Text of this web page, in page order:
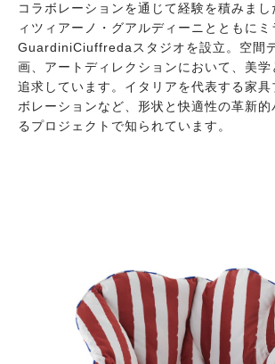
コラボレーションを通じて経験を積みま
ィツィアーノ・グアルディーニとともにミ
GuardiniCiuffredaスタジオを設立。空間
画、アートディレクションにおいて、美学
追求しています。イタリアを代表する家具
ボレーションなど、形状と快適性の革新的
るプロジェクトで知られています。